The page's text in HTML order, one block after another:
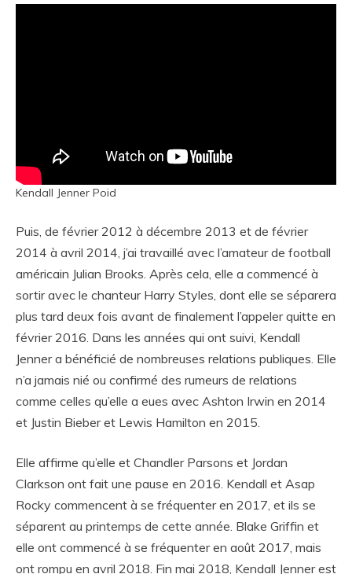
Kendall Jenner Poid
Puis, de février 2012 à décembre 2013 et de février
2014 à avril 2014, j’ai travaillé avec l’amateur de football
américain Julian Brooks. Après cela, elle a commencé à
sortir avec le chanteur Harry Styles, dont elle se séparera
plus tard deux fois avant de finalement l’appeler quitte en
février 2016. Dans les années qui ont suivi, Kendall
Jenner a bénéficié de nombreuses relations publiques. Elle
n’a jamais nié ou confirmé des rumeurs de relations
comme celles qu’elle a eues avec Ashton Irwin en 2014
et Justin Bieber et Lewis Hamilton en 2015.
Elle affirme qu’elle et Chandler Parsons et Jordan
Clarkson ont fait une pause en 2016. Kendall et Asap
Rocky commencent à se fréquenter en 2017, et ils se
séparent au printemps de cette année. Blake Griffin et
elle ont commencé à se fréquenter en août 2017, mais
ont rompu en avril 2018. Fin mai 2018, Kendall Jenner est